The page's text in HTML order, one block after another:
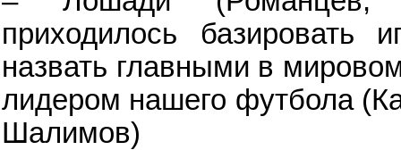
приходилось базировать
назвать главными в
лидером нашего футбола
Шалимов)